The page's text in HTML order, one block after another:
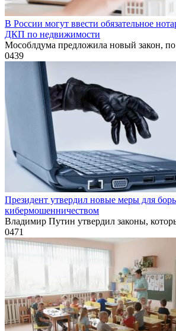
В России могут ввести обязательное
ДКП по недвижимости
Мособлдума предложила новый закон,
0439
Президент утвердил новые меры для
кибермошенничеством
Владимир Путин утвердил законы,
0471